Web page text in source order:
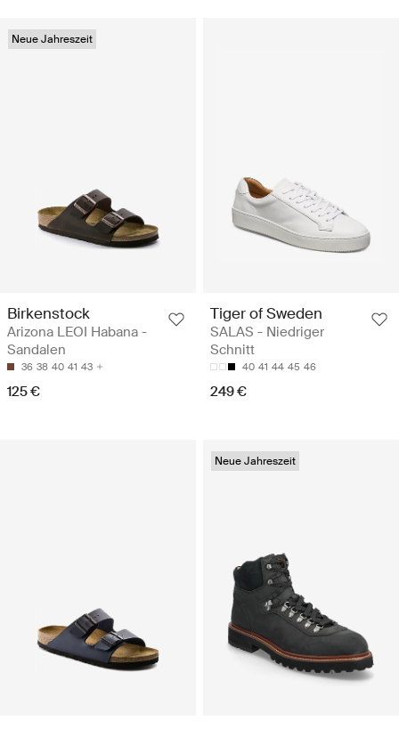
Neue Jahreszeit
Birkenstock
Arizona LEOI Habana -
Sandalen
36 38 40 41 43
125 €
Tiger of Sweden
SALAS - Niedriger
Schnitt
40 41 44 45 46
249 €
Neue Jahreszeit